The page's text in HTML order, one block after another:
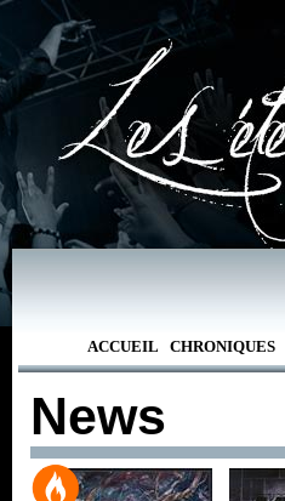
ACCUEIL CHRONIQUES
News